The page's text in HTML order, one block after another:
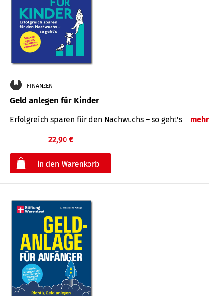
FINANZEN
Geld anlegen für Kinder
Erfolgreich sparen für den Nachwuchs – so geht's mehr
22,90 €